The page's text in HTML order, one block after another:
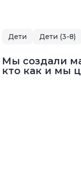
Дети Дети (3-8)
Мы создали
кто как и мы